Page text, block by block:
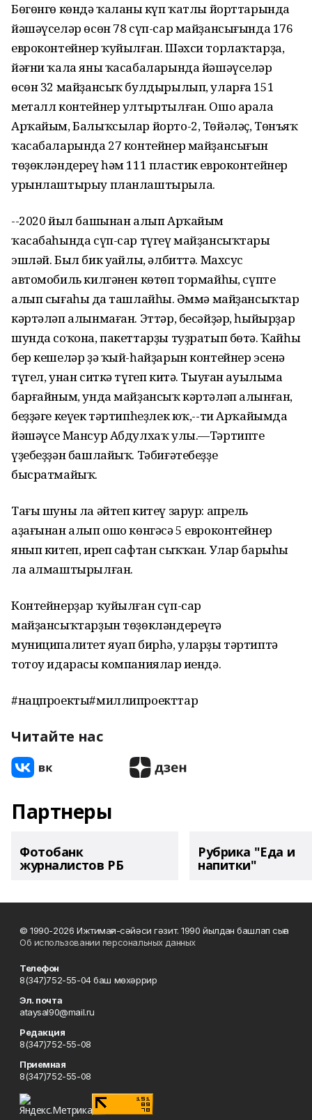
Бөгөнгө көндә ҡаланың күп ҡатлы йорттарында
йәшәүселәр өсөн 78 сүп-сар майҙансығында 176
евроконтейнер ҡуйылған. Шәхси торлаҡтарҙа,
йәғни ҡала яны ҡасабаларында йәшәүселәр
өсөн 32 майҙансыҡ булдырылып, уларға 151
металл контейнер ултыртылған. Ошо арала
Арҡайым, Балыҡсылар йорто-2, Төйәләҫ, Төнъяҡ
ҡасабаларында 27 контейнер майҙансығын
төҙөкләндереү һәм 111 пластик евроконтейнер
урынлаштырыу планлаштырыла.
--2020 йыл башынан алып Арҡайым
ҡасабаһында сүп-сар түгеү майҙансыҡтары
эшләй. Был бик уңайлы, әлбиттә. Махсус
автомобиль килгәнен көтөп тормайһың, сүпте
алып сығаһың да ташлайһың. Әммә майҙансыҡтар
кәртәләп алынмаған. Эттәр, бесәйҙәр, һыйырҙар
шунда соҡона, пакеттарҙы туҙратып бөтә. Ҡайһы
бер кешеләр ҙә ҡый-һайҙарын контейнер эсенә
түгел, унан ситкә түгеп китә. Тыуған ауылыма
барғайным, унда майҙансыҡ кәртәләп алынған,
беҙҙәге кеүек тәртипһеҙлек юҡ,--ти Арҡайымда
йәшәүсе Мансур Абдулхаҡ улы.—Тәртипте
үҙебеҙҙән башлайыҡ. Тәбиғәтебеҙҙе
бысратмайыҡ.
Тағы шуны ла әйтеп китеү зарур: апрель
аҙағынан алып ошо көнгәсә 5 евроконтейнер
янып китеп, иреп сафтан сыҡҡан. Улар барыһы
ла алмаштырылған.
Контейнерҙар ҡуйылған сүп-сар
майҙансыҡтарҙын төҙөкләндереүгә
муниципалитет яуап бирһә, уларҙы тәртиптә
тотоу идарасы компаниялар иңендә.
#нацпроекты#миллипроекттар
Читайте нас
Партнеры
Фотобанк
журналистов РБ
Рубрика "Еда и
напитки"
© 1990-2026 Ижтимағи-сәйәси гәзит. 1990 йылдан башлап сыға
Об использовании персональных данных
Телефон
8(347)752-55-04 баш мөхәррир
Эл. почта
ataysal90@mail.ru
Редакция
8(347)752-55-08
Приемная
8(347)752-55-08